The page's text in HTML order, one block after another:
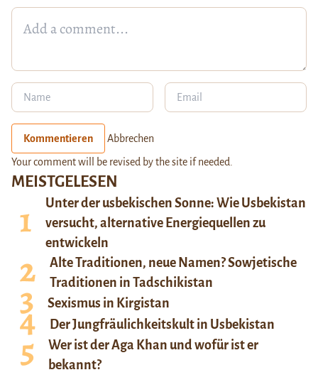
MEISTGELESEN
Unter der usbekischen Sonne: Wie Usbekistan
versucht, alternative Energiequellen zu
entwickeln
Alte Traditionen, neue Namen? Sowjetische
Traditionen in Tadschikistan
Sexismus in Kirgistan
Der Jungfräulichkeitskult in Usbekistan
Wer ist der Aga Khan und wofür ist er
bekannt?
Kommentieren Abbrechen
Your comment will be revised by the site if needed.